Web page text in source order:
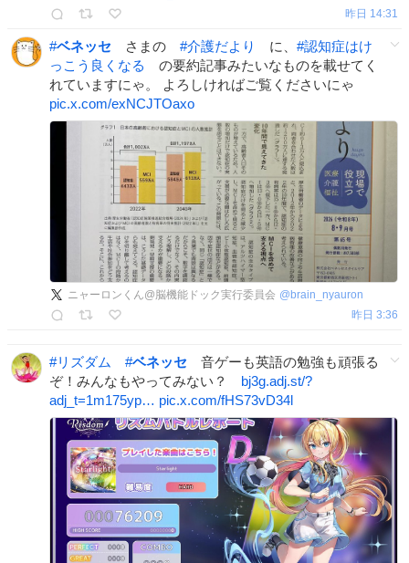
昨日 14:31
#ベネッセ さまの #介護だより に、 #認知症はけ
っこう良くなる
の要約記事みたいなものを載せてく
れていますにゃ。 よろしければご覧くださいにゃ
pic.x.com/exNCJTOaxo
ニャーロンくん@脳機能ドック実行委員会 @brain_nyauron
昨日 3:36
#リズダム #ベネッセ 音ゲーも英語の勉強も頑張る
ぞ！みんなもやってみない？ bj3g.adj.st/?
adj_t=1m175yp… pic.x.com/fHS73vD34l